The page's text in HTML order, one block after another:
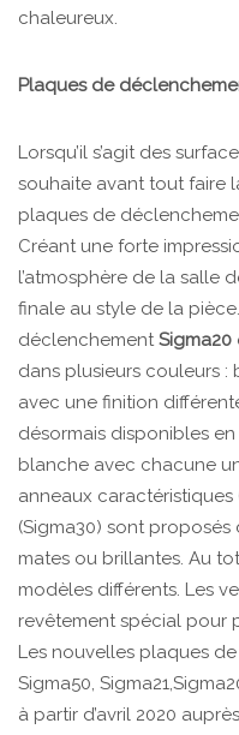
chaleureux.
Plaques de
Lorsqu’il s’agit des
souhaite avant tout faire
plaques de
Créant une forte
l’atmosphère de la salle
finale au style de la
déclenchementSigma20
dans plusieurs couleurs
avec une finition
désormais disponibles
blanche avec chacune
anneaux
(Sigma30) sont
mates ou brillantes. Au
modèles différents. Les
revêtement spécial pour
Les nouvelles plaques
Sigma50,
à partir d’avril 2020